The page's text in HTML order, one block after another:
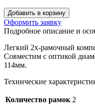
Добавить в корзину
Оформить заявку
Подробное описание и
Легкий 2х-рамочный
Совместим с оптикой
114мм.
Технические
Количество рамок 2